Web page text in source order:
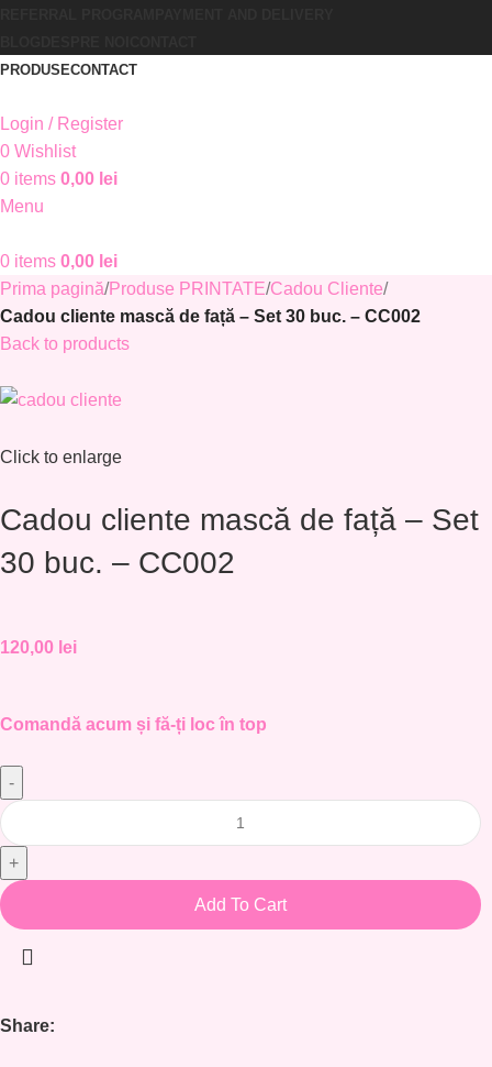
PRODUSECONTACT
Login / Register
0 Wishlist
0 items 0,00 lei
Menu
0 items 0,00 lei
Prima pagină Produse PRINTATE Cadou Cliente
Cadou cliente mască de față – Set 30 buc. – CC002
Back to products
Click to enlarge
Cadou cliente mască de față – Set
30 buc. – CC002
120,00 lei
Comandă acum și fă-ți loc în top
Add To Cart
Share: